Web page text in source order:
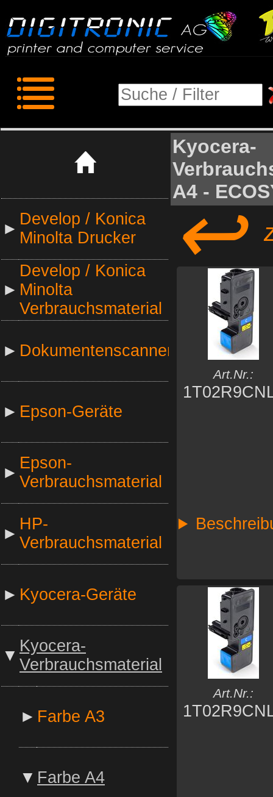
►
Develop / Konica
Minolta Drucker
►
Develop / Konica
Minolta
Verbrauchsmaterial
► Dokumentenscanner
► Epson-Geräte
►
Epson-
Verbrauchsmaterial
►
HP-
Verbrauchsmaterial
► Kyocera-Geräte
▼
Kyocera-
Verbrauchsmaterial
► Farbe A3
▼ Farbe A4
Kyocera-
A4 -
↩
Art.Nr.:
Art.Nr.: